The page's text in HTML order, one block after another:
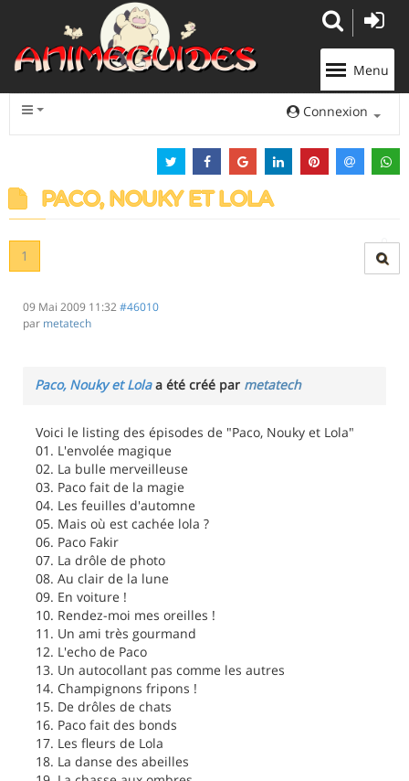
Menu
Connexion
PACO, NOUKY ET LOLA
1
09 Mai 2009 11:32 #46010
par metatech
Paco, Nouky et Lolaa été créé par metatech
Voici le listing des épisodes de "Paco, Nouky et Lola"
01. L'envolée magique
02. La bulle merveilleuse
03. Paco fait de la magie
04. Les feuilles d'automne
05. Mais où est cachée lola ?
06. Paco Fakir
07. La drôle de photo
08. Au clair de la lune
09. En voiture !
10. Rendez-moi mes oreilles !
11. Un ami très gourmand
12. L'echo de Paco
13. Un autocollant pas comme les autres
14. Champignons fripons !
15. De drôles de chats
16. Paco fait des bonds
17. Les fleurs de Lola
18. La danse des abeilles
Panneau de gestion des cookies